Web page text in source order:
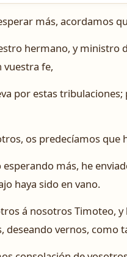
más, acordamos
hermano, y ministro
fe,
por estas
os predecíamos
más, he
haya sido en vano.
á nosotros Timoteo,
deseando vernos, como